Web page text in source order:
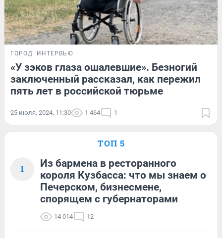
ГОРОД ИНТЕРВЬЮ
«У зэков глаза ошалевшие». Безногий
заключенный рассказал, как пережил
пять лет в российской тюрьме
25 июля, 2024, 11:30 1 464 1
ТОП 5
1
Из бармена в ресторанного
короля Кузбасса: что мы знаем о
Печерском, бизнесмене,
спорящем с губернаторами
14 014 12